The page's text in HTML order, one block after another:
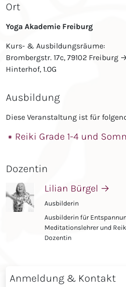
Ort
Yoga Akademie Freiburg
Kurs- & Ausbildungsräume:
Brombergstr. 17c, 79102 Freiburg
Hinterhof, 1.OG
Ausbildung
Diese Veranstaltung ist für
⁕ Reiki Grade 1-4 und
Dozentin
Lilian Bürgel →
Ausbilderin
Ausbilderin für
Meditationslehrer und
Dozentin
Anmeldung & Kontakt